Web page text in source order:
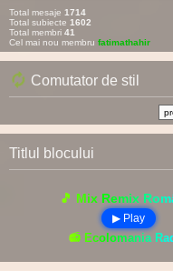
Total mesaje 1714
Total subiecte 1602
Total membri 41
Cel mai nou membru fatimathahir
Comutator de stil
Titlul blocului
🎵 Mix Remix
▶ Play
📻 Ecolomania